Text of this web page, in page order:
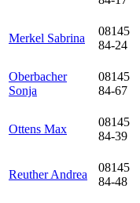
Merkel Sabrina
08145
84-24
Oberbacher
Sonja
08145
84-67
Ottens Max
08145
84-39
Reuther Andrea
08145
84-48